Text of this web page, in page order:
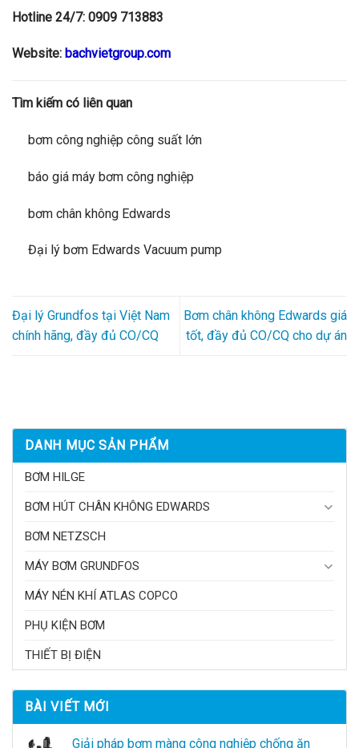
DANH MỤC SẢN PHẨM
BƠM HILGE
BƠM HÚT CHÂN KHÔNG EDWARDS
BƠM NETZSCH
MÁY BƠM GRUNDFOS
MÁY NÉN KHÍ ATLAS COPCO
PHỤ KIỆN BƠM
THIẾT BỊ ĐIỆN
BÀI VIẾT MỚI
Giải pháp bơm màng công nghiệp chống ăn
Hotline 24/7: 0909 713883
Website: bachvietgroup.com
Tìm kiếm có liên quan
bơm công nghiệp công suất lớn
báo giá máy bơm công nghiệp
bơm chân không Edwards
Đại lý bơm Edwards Vacuum pump
Đại lý Grundfos tại Việt Nam
chính hãng, đầy đủ CO/CQ
Bơm chân không Edwards giá
tốt, đầy đủ CO/CQ cho dự án